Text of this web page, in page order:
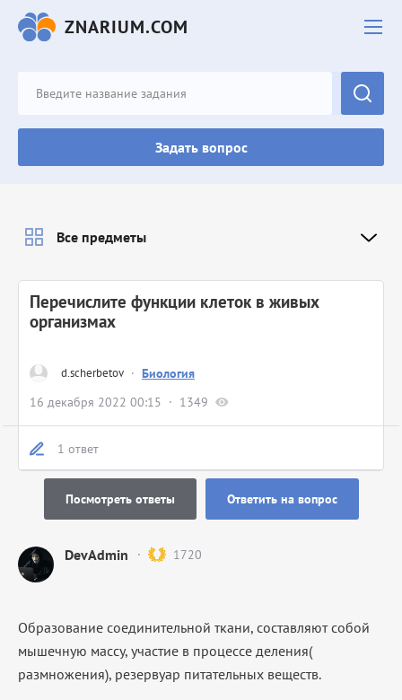
ZNARIUM.COM
Задать вопрос
d.scherbetov · Биология
16 декабря 2022 00:15
1349
Перечислите функции клеток в живых
организмах
1 ответ
Посмотреть ответы Ответить на вопрос
DevAdmin 1720
Образование соединительной ткани, составляют собой
мышечную массу, участие в процессе деления(
размножения), резервуар питательных веществ.
Все предметы